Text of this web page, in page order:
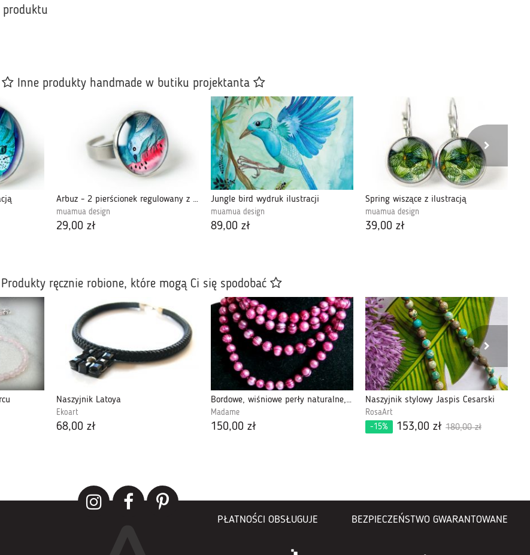
produktu
Inne produkty handmade w butiku projektanta
Arbuz - 2 pierścionek regulowany z ilustracją
muamua design
29,00 zł
Jungle bird wydruk ilustracji
muamua design
89,00 zł
Spring wiszące z ilustracją
muamua design
39,00 zł
ręcznie robione, które mogą Ci się spodobać
Naszyjnik Latoya
Ekoart
68,00 zł
Bordowe, wiśniowe perły naturalne, długi sznur pereł, naszyjnik z perłami
Madame
150,00 zł
Naszyjnik stylowy Jaspis Cesarski
RosaArt
-15%
153,00 zł 180,00 zł
PŁATNOŚCI OBSŁUGUJE BEZPIECZEŃSTWO GWARANTOWANE